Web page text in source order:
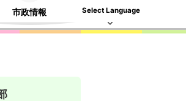
市政情報 Select Language